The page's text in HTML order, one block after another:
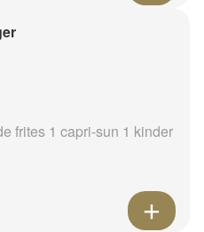
frites 1 capri-sun 1 kinder